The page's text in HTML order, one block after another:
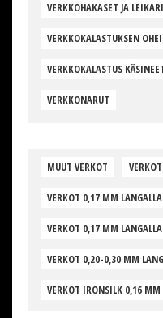
VERKKOHAKASET JA
VERKKOKALASTUKSEN
VERKKOKALASTUS
VERKKONARUT
MUUT VERKOT
VERKOT 0,17 MM LANGALLA
VERKOT 0,17 MM
VERKOT 0,20-0,30 MM
VERKOT IRONSILK 0,16 MM